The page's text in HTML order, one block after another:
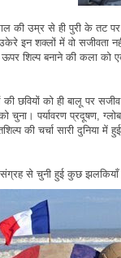
की उम्र से ही पुरी के तट
इन शक्लों में वो सजीवता
ऊपर शिल्प बनाने की कला
छवियों को ही बालू पर सजीव
चुना। पर्यावरण प्रदूषण,
की चर्चा सारी दुनिया में
से चुनी हुई कुछ